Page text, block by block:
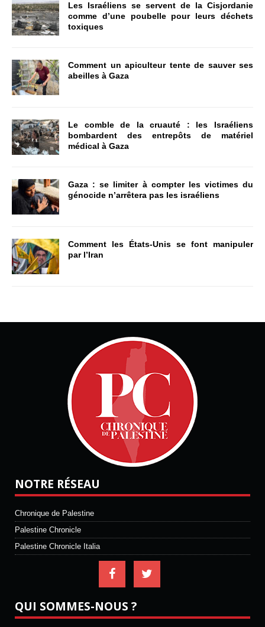
Les Israéliens se servent de la Cisjordanie
comme d’une poubelle pour leurs déchets
toxiques
Comment un apiculteur tente de sauver ses
abeilles à Gaza
Le comble de la cruauté : les Israéliens
bombardent des entrepôts de matériel
médical à Gaza
Gaza : se limiter à compter les victimes du
génocide n’arrêtera pas les israéliens
Comment les États-Unis se font manipuler
par l’Iran
NOTRE RÉSEAU
Chronique de Palestine
Palestine Chronicle
Palestine Chronicle Italia
QUI SOMMES-NOUS ?